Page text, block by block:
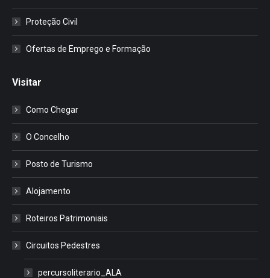
Proteção Civil
Ofertas de Emprego e Formação
Visitar
Como Chegar
O Concelho
Posto de Turismo
Alojamento
Roteiros Patrimoniais
Circuitos Pedestres
percursoliterario_ALA